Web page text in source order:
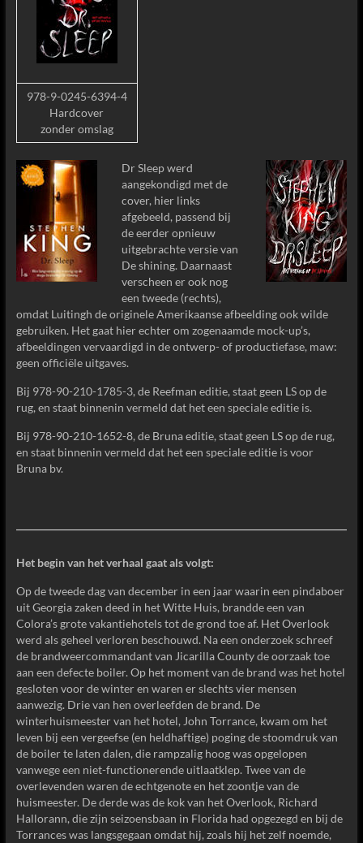
978-9-0245-6394-4
Hardcover
zonder omslag
Dr Sleep werd
aangekondigd met de
cover, hier links
afgebeeld, passend bij
de eerder opnieuw
uitgebrachte versie van
De shining. Daarnaast
verscheen er ook nog
een tweede (rechts),
omdat Luitingh de originele Amerikaanse afbeelding ook wilde
gebruiken. Het gaat hier echter om zogenaamde mock-up’s,
afbeeldingen vervaardigd in de ontwerp- of productiefase, maw:
geen officiële uitgaves.
Bij 978-90-210-1785-3, de Reefman editie, staat geen LS op de
rug, en staat binnenin vermeld dat het een speciale editie is.
Bij 978-90-210-1652-8, de Bruna editie, staat geen LS op de rug,
en staat binnenin vermeld dat het een speciale editie is voor
Bruna bv.
Het begin van het verhaal gaat als volgt:
Op de tweede dag van december in een jaar waarin een pindaboer
uit Georgia zaken deed in het Witte Huis, brandde een van
Colora’s grote vakantiehotels tot de grond toe af. Het Overlook
werd als geheel verloren beschouwd. Na een onderzoek schreef
de brandweercommandant van Jicarilla County de oorzaak toe
aan een defecte boiler. Op het moment van de brand was het hotel
gesloten voor de winter en waren er slechts vier mensen
aanwezig. Drie van hen overleefden de brand. De
winterhuismeester van het hotel, John Torrance, kwam om het
leven bij een vergeefse (en heldhaftige) poging de stoomdruk van
de boiler te laten dalen, die rampzalig hoog was opgelopen
vanwege een niet-functionerende uitlaatklep. Twee van de
overlevenden waren de echtgenote en het zoontje van de
huismeester. De derde was de kok van het Overlook, Richard
Hallorann, die zijn seizoensbaan in Florida had opgezegd en bij de
Torrances was langsgegaan omdat hij, zoals hij het zelf noemde,